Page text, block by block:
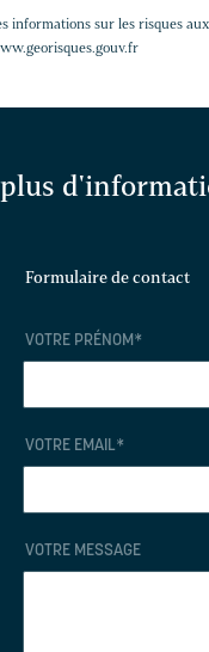
informations sur les risques
Formulaire de contact
VOTRE PRÉNOM*
VOTRE EMAIL*
VOTRE MESSAGE